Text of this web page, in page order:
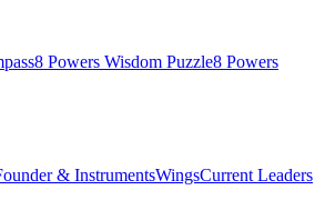
8 Powers Wisdom Puzzle8 Powers
& InstrumentsWingsCurrent Leaders